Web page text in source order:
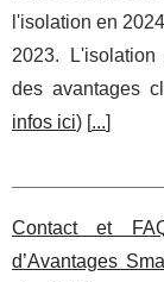
l'isolation en
2023.
des avantages
infos ici) [...]
Contact et
d’Avantages